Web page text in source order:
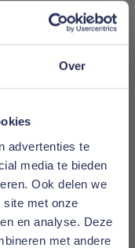
Over
advertenties te
media te bieden
Ook delen we
site met onze
en analyse. Deze
met andere
Onderschuifbed